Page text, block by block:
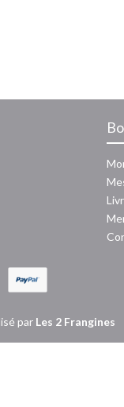
par Les 2 Frangines